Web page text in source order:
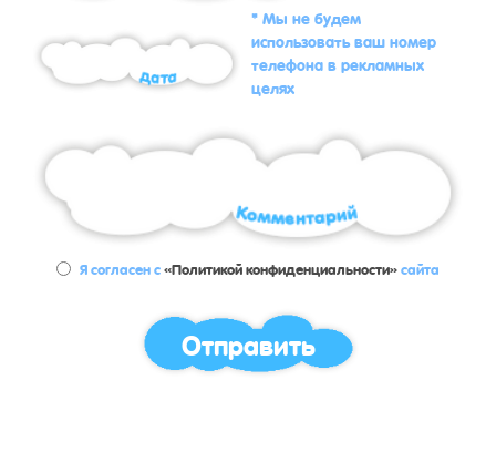
* Мы не будем
использовать ваш номер
телефона в рекламных
целях
Я согласен с«Политикой конфиденциальности»сайта
Отправить